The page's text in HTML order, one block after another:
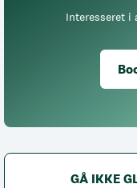
Interesseret i
GÅ IKKE